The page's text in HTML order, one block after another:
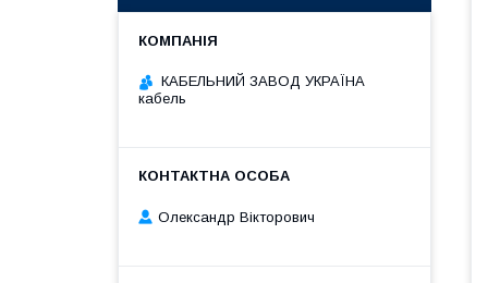
КАБЕЛЬНИЙ ЗАВОД УКРАЇНА
кабель
Олександр Вікторович